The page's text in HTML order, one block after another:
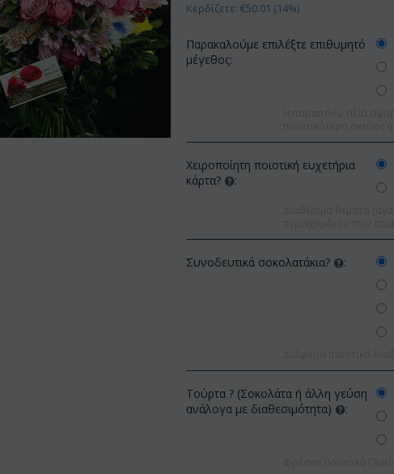
Κερδίζετε: €50.01 (14%)
Παρακαλούμε επιλέξτε επιθυμητό
μέγεθος:
Χειροποίητη ποιοτική ευχετήρια
κάρτα?
:
Συνοδευτικά σοκολατάκια? :
Τούρτα ? (Σοκολάτα ή άλλη γεύση
ανάλογα με διαθεσιμότητα)
: